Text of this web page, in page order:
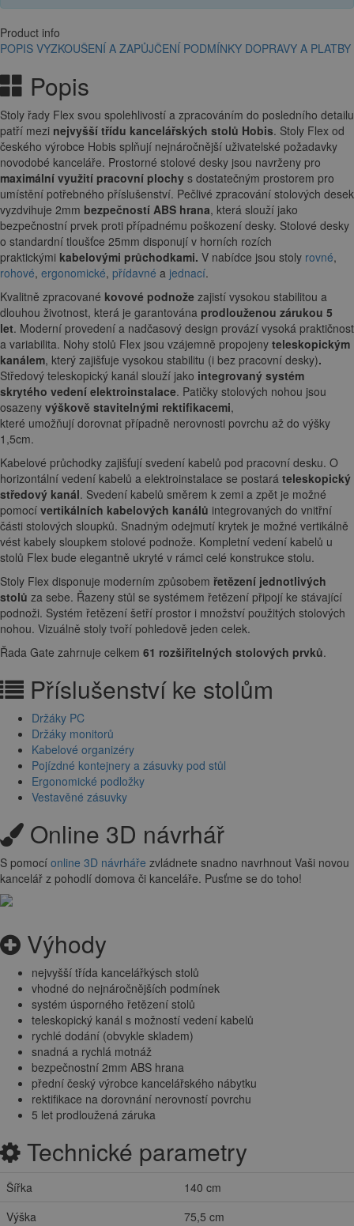
Product info
POPIS VYZKOUŠENÍ A ZAPŮJČENÍ PODMÍNKY DOPRAVY A PLATBY
Popis
Stoly řady Flex svou spolehlivostí a zpracováním do posledního detailu
patří mezi nejvyšší třídu kancelářských stolů Hobis. Stoly Flex od
českého výrobce Hobis splňují nejnáročnější uživatelské požadavky
novodobé kanceláře. Prostorné stolové desky jsou navrženy pro
maximální využití pracovní plochy s dostatečným prostorem pro
umístění potřebného příslušenství. Pečlivé zpracování stolových desek
vyzdvihuje 2mm bezpečností ABS hrana, která slouží jako
bezpečnostní prvek proti případnému poškození desky. Stolové desky
o standardní tloušťce 25mm disponují v horních rozích
praktickými kabelovými průchodkami. V nabídce jsou stoly rovné,
rohové, ergonomické, přídavné a jednací.
Kvalitně zpracované kovové podnože zajistí vysokou stabilitou a
dlouhou životnost, která je garantována prodlouženou zárukou 5
let. Moderní provedení a nadčasový design provází vysoká praktičnost
a variabilita. Nohy stolů Flex jsou vzájemně propojeny teleskopickým
kanálem, který zajišťuje vysokou stabilitu (i bez pracovní desky).
Středový teleskopický kanál slouží jako integrovaný systém
skrytého vedení elektroinstalace. Patičky stolových nohou jsou
osazeny výškově stavitelnými rektifikacemi,
které umožňují dorovnat případně nerovnosti povrchu až do výšky
1,5cm.
Kabelové průchodky zajišťují svedení kabelů pod pracovní desku. O
horizontální vedení kabelů a elektroinstalace se postará teleskopický
středový kanál. Svedení kabelů směrem k zemi a zpět je možné
pomocí vertikálních kabelových kanálů integrovaných do vnitřní
části stolových sloupků. Snadným odejmutí krytek je možné vertikálně
vést kabely sloupkem stolové podnože. Kompletní vedení kabelů u
stolů Flex bude elegantně ukryté v rámci celé konstrukce stolu.
Stoly Flex disponuje moderním způsobem řetězení jednotlivých
stolů za sebe. Řazeny stůl se systémem řetězení připojí ke stávající
podnoži. Systém řetězení šetří prostor i množství použitých stolových
nohou. Vizuálně stoly tvoří pohledově jeden celek.
Řada Gate zahrnuje celkem 61 rozšiřitelných stolových prvků.
Příslušenství ke stolům
Držáky PC
Držáky monitorů
Kabelové organizéry
Pojízdné kontejnery a zásuvky pod stůl
Ergonomické podložky
Vestavěné zásuvky
Online 3D návrhář
S pomocí online 3D návrháře zvládnete snadno navrhnout Vaši novou
kancelář z pohodlí domova či kanceláře. Pusťme se do toho!
Výhody
nejvyšší třída kancelářkýsch stolů
vhodné do nejnáročnějších podmínek
systém úsporného řetězení stolů
teleskopický kanál s možností vedení kabelů
rychlé dodání (obvykle skladem)
snadná a rychlá motnáž
bezpečnostní 2mm ABS hrana
přední český výrobce kancelářského nábytku
rektifikace na dorovnání nerovností povrchu
5 let prodloužená záruka
Technické parametry
Šířka
140 cm
Výška
75,5 cm